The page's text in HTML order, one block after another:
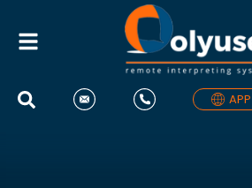
Alternar
navegación